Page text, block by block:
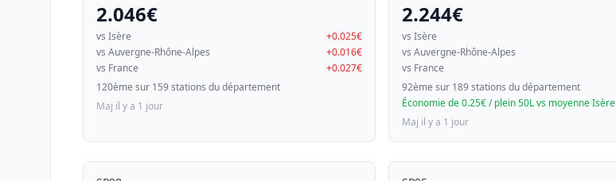
2.046€
vs Isère
+0.025€
vs Auvergne-Rhône-Alpes
+0.016€
vs France
+0.027€
120ème sur 159 stations du département
Maj il y a 1 jour
2.244€
vs Isère
vs Auvergne-Rhône-Alpes
vs France
92ème sur 189 stations du département
Économie de 0.25€ / plein 50L vs moyenne Isère
Maj il y a 1 jour